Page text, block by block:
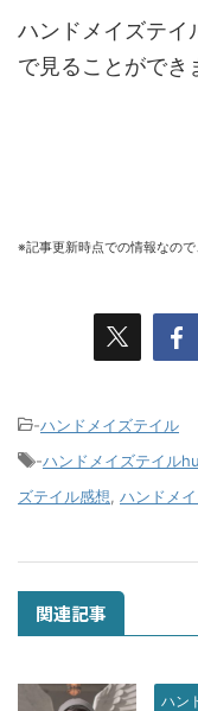
ハンドメイズテイ
で見ることができ
※記事更新時点での情報なの
-ハンドメイズテイル
-ハンドメイズテイル
ズテイル感想 ハンドメ
関連記事
ハン